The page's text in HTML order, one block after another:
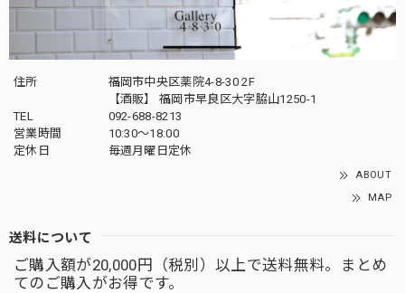
住所
福岡市中央区薬院4-8-30 2F
【酒販】 福岡市早良区大字脇山1250-1
TEL
092-688-8213
営業時間
10:30～18:00
定休日
毎週月曜日定休
ABOUT
MAP
送料について
ご購入額が20,000円（税別）以上で送料無料。まとめ
てのご購入がお得です。